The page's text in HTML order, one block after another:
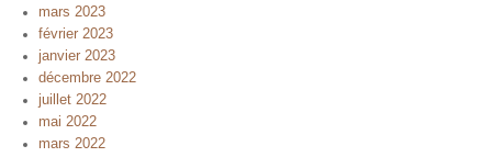
mars 2023
février 2023
janvier 2023
décembre 2022
juillet 2022
mai 2022
mars 2022